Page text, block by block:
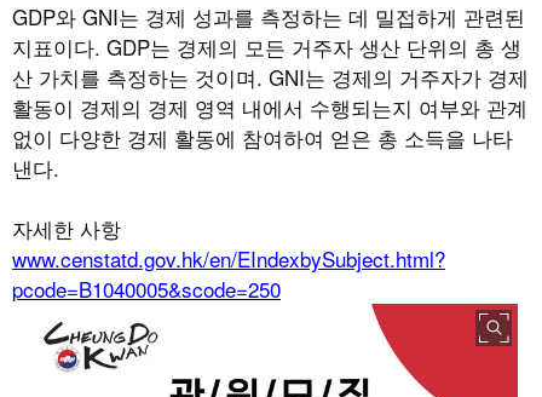
GDP와 GNI는 경제 성과를 측정하는 데 밀접하게 관련된
지표이다. GDP는 경제의 모든 거주자 생산 단위의 총 생
산 가치를 측정하는 것이며. GNI는 경제의 거주자가 경제
활동이 경제의 경제 영역 내에서 수행되는지 여부와 관계
없이 다양한 경제 활동에 참여하여 얻은 총 소득을 나타
낸다.
자세한 사항
www.censtatd.gov.hk/en/EIndexbySubject.html?
pcode=B1040005&scode=250